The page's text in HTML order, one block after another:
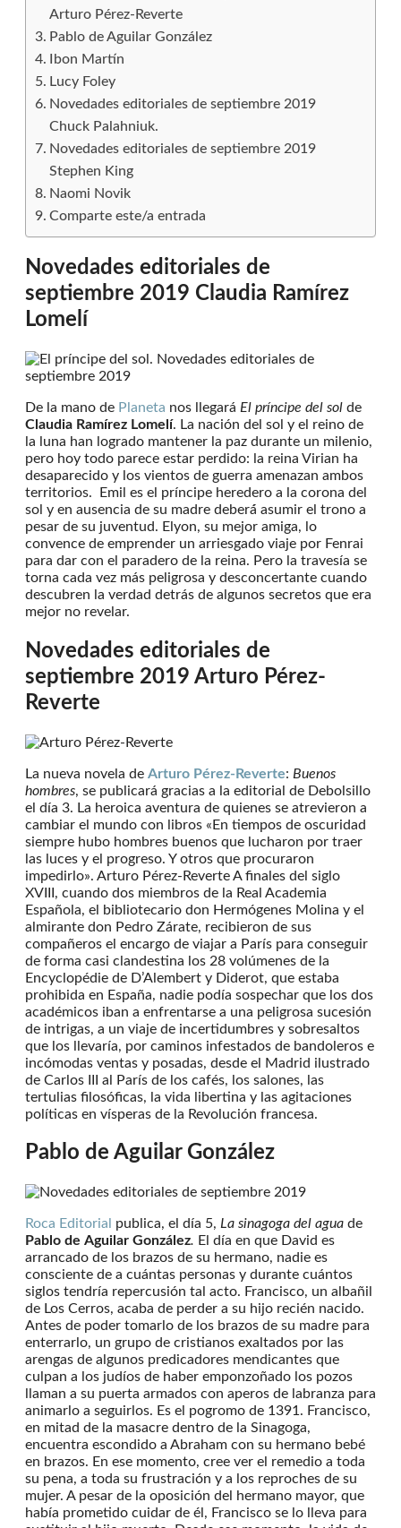
Arturo Pérez-Reverte
Pablo de Aguilar González
Ibon Martín
Lucy Foley
Novedades editoriales de septiembre 2019
Chuck Palahniuk.
Novedades editoriales de septiembre 2019
Stephen King
Naomi Novik
Comparte este/a entrada
Novedades editoriales de
septiembre 2019 Claudia Ramírez
Lomelí
De la mano de Planeta nos llegará El príncipe del sol de
Claudia Ramírez Lomelí. La nación del sol y el reino de
la luna han logrado mantener la paz durante un milenio,
pero hoy todo parece estar perdido: la reina Virian ha
desaparecido y los vientos de guerra amenazan ambos
territorios. Emil es el príncipe heredero a la corona del
sol y en ausencia de su madre deberá́ asumir el trono a
pesar de su juventud. Elyon, su mejor amiga, lo
convence de emprender un arriesgado viaje por Fenrai
para dar con el paradero de la reina. Pero la travesía se
torna cada vez más peligrosa y desconcertante cuando
descubren la verdad detrás de algunos secretos que era
mejor no revelar.
Novedades editoriales de
septiembre 2019 Arturo Pérez-
Reverte
La nueva novela de Arturo Pérez-Reverte: Buenos
hombres, se publicará gracias a la editorial de Debolsillo
el día 3. La heroica aventura de quienes se atrevieron a
cambiar el mundo con libros «En tiempos de oscuridad
siempre hubo hombres buenos que lucharon por traer
las luces y el progreso. Y otros que procuraron
impedirlo». Arturo Pérez-Reverte A finales del siglo
XVIII, cuando dos miembros de la Real Academia
Española, el bibliotecario don Hermógenes Molina y el
almirante don Pedro Zárate, recibieron de sus
compañeros el encargo de viajar a París para conseguir
de forma casi clandestina los 28 volúmenes de la
Encyclopédie de D’Alembert y Diderot, que estaba
prohibida en España, nadie podía sospechar que los dos
académicos iban a enfrentarse a una peligrosa sucesión
de intrigas, a un viaje de incertidumbres y sobresaltos
que los llevaría, por caminos infestados de bandoleros e
incómodas ventas y posadas, desde el Madrid ilustrado
de Carlos III al París de los cafés, los salones, las
tertulias filosóficas, la vida libertina y las agitaciones
políticas en vísperas de la Revolución francesa.
Pablo de Aguilar González
Roca Editorial publica, el día 5, La sinagoga del agua de
Pablo de Aguilar González. El día en que David es
arrancado de los brazos de su hermano, nadie es
consciente de a cuántas personas y durante cuántos
siglos tendría repercusión tal acto. Francisco, un albañil
de Los Cerros, acaba de perder a su hijo recién nacido.
Antes de poder tomarlo de los brazos de su madre para
enterrarlo, un grupo de cristianos exaltados por las
arengas de algunos predicadores mendicantes que
culpan a los judíos de haber emponzoñado los pozos
llaman a su puerta armados con aperos de labranza para
animarlo a seguirlos. Es el pogromo de 1391. Francisco,
en mitad de la masacre dentro de la Sinagoga,
encuentra escondido a Abraham con su hermano bebé
en brazos. En ese momento, cree ver el remedio a toda
su pena, a toda su frustración y a los reproches de su
mujer. A pesar de la oposición del hermano mayor, que
había prometido cuidar de él, Francisco se lo lleva para